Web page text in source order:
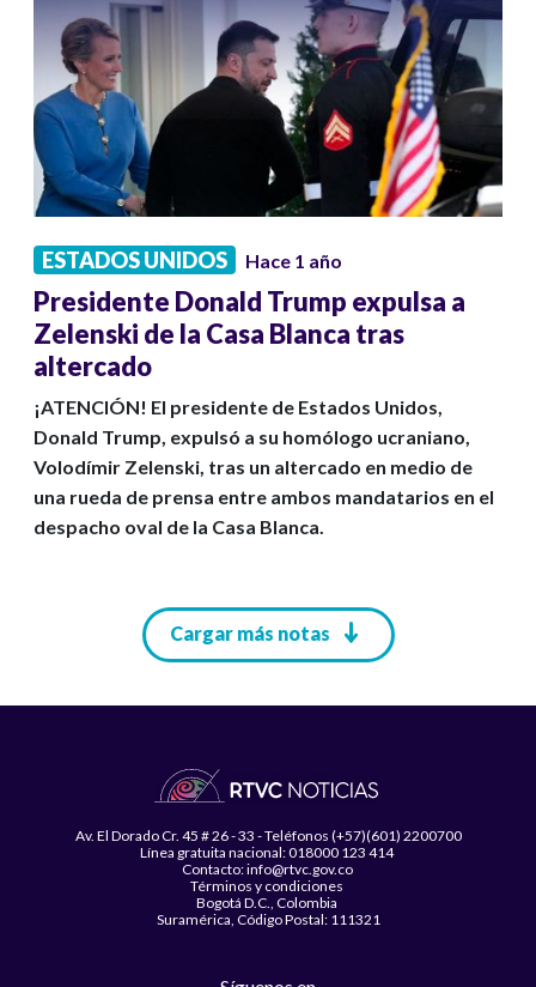
ESTADOS UNIDOS Hace 1 año
Presidente Donald Trump expulsa a
Zelenski de la Casa Blanca tras
altercado
¡ATENCIÓN! El presidente de Estados Unidos,
Donald Trump, expulsó a su homólogo ucraniano,
Volodímir Zelenski, tras un altercado en medio de
una rueda de prensa entre ambos mandatarios en el
despacho oval de la Casa Blanca.
Cargar más notas
Av. El Dorado Cr. 45 # 26 - 33 - Teléfonos (+57)(601) 2200700
Línea gratuita nacional: 018000 123 414
Contacto: info@rtvc.gov.co
Términos y condiciones
Bogotá D.C., Colombia
Suramérica, Código Postal: 111321